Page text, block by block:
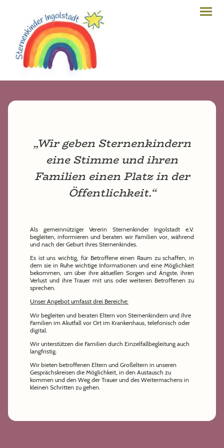
„Wir geben Sternenkindern
eine Stimme und ihren
Familien einen Platz in der
Öffentlichkeit.“
Als gemeinnütziger Vererin Sternenkinder Ingolstadt e.V.
begleiten, informieren und beraten wir Familien vor, während
und nach der Geburt ihres Sternenkindes.
Es ist uns wichtig, für Betroffene einen Raum zu schaffen, in
dem sie in Ruhe wichtige Informationen und eine Möglichkeit
bekommen, um über ihre aktuellen Sorgen und Ängste, ihren
Verlust und ihre Trauer mit uns oder weiteren Betroffenen zu
sprechen.
Unser Angebot umfasst drei Bereiche:
Wir begleiten und beraten Eltern von Sternenkindern und ihre
Familien im Akutfall vor Ort im Krankenhaus, telefonisch oder
digital.
Wir unterstützen die Familien durch Einzelfallbegleitung auch
langfristig.
Wir bieten betroffenen Eltern und Großeltern in unseren
Gesprächskreisen die Möglichkeit, in den Austausch zu
kommen und den Weg der Trauer und des Weitermachens in
kleinen Schritten zu gehen.